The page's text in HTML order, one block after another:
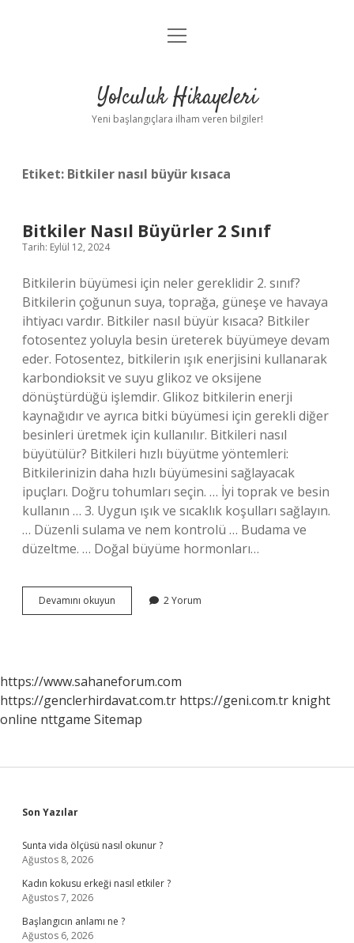
Anasayfa
Yasal Uyarı
menüyü
Yolculuk Hikayeleri
Yeni başlangıçlara ilham veren bilgiler!
Etiket: Bitkiler nasıl büyür kısaca
Bitkiler Nasıl Büyürler 2 Sınıf
Tarih: Eylül 12, 2024
Bitkilerin büyümesi için neler gereklidir 2. sınıf?
Bitkilerin çoğunun suya, toprağa, güneşe ve havaya
ihtiyacı vardır. Bitkiler nasıl büyür kısaca? Bitkiler
fotosentez yoluyla besin üreterek büyümeye devam
eder. Fotosentez, bitkilerin ışık enerjisini kullanarak
karbondioksit ve suyu glikoz ve oksijene
dönüştürdüğü işlemdir. Glikoz bitkilerin enerji
kaynağıdır ve ayrıca bitki büyümesi için gerekli diğer
besinleri üretmek için kullanılır. Bitkileri nasıl
büyütülür? Bitkileri hızlı büyütme yöntemleri:
Bitkilerinizin daha hızlı büyümesini sağlayacak
ipuçları. Doğru tohumları seçin. … İyi toprak ve besin
kullanın … 3. Uygun ışık ve sıcaklık koşulları sağlayın.
… Düzenli sulama ve nem kontrolü … Budama ve
düzeltme. … Doğal büyüme hormonları…
Devamını okuyun
Nasıl
2 Yorum
https://www.sahaneforum.com
https://genclerhirdavat.com.tr https://geni.com.tr knight
online nttgame Sitemap
Sidebar
Son Yazılar
Sunta vida ölçüsü nasıl okunur ?
Ağustos 8, 2026
Kadın kokusu erkeği nasıl etkiler ?
Ağustos 7, 2026
Başlangıcın anlamı ne ?
Ağustos 6, 2026